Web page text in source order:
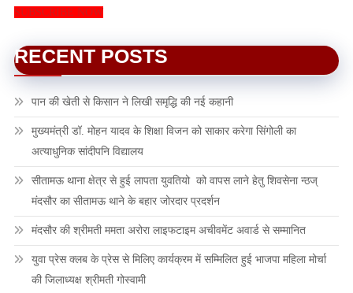
SUBSCRIBE NOW
RECENT POSTS
पान की खेती से किसान ने लिखी समृद्धि की नई कहानी
मुख्यमंत्री डॉ. मोहन यादव के शिक्षा विजन को साकार करेगा सिंगोली का
अत्याधुनिक सांदीपनि विद्यालय
सीतामऊ थाना क्षेत्र से हुई लापता युवतियो को वापस लाने हेतु शिवसेना न्ठज्
मंदसौर का सीतामऊ थाने के बहार जोरदार प्रदर्शन
मंदसौर की श्रीमती ममता अरोरा लाइफटाइम अचीवमेंट अवार्ड से सम्मानित
युवा प्रेस क्लब के प्रेस से मिलिए कार्यक्रम में सम्मिलित हुई भाजपा महिला मोर्चा
की जिलाध्यक्ष श्रीमती गोस्वामी